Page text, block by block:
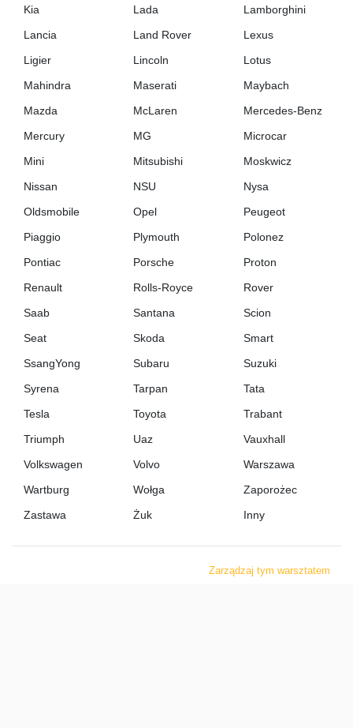
Kia
Lada
Lamborghini
Lancia
Land Rover
Lexus
Ligier
Lincoln
Lotus
Mahindra
Maserati
Maybach
Mazda
McLaren
Mercedes-Benz
Mercury
MG
Microcar
Mini
Mitsubishi
Moskwicz
Nissan
NSU
Nysa
Oldsmobile
Opel
Peugeot
Piaggio
Plymouth
Polonez
Pontiac
Porsche
Proton
Renault
Rolls-Royce
Rover
Saab
Santana
Scion
Seat
Skoda
Smart
SsangYong
Subaru
Suzuki
Syrena
Tarpan
Tata
Tesla
Toyota
Trabant
Triumph
Uaz
Vauxhall
Volkswagen
Volvo
Warszawa
Wartburg
Wołga
Zaporożec
Zastawa
Żuk Inny
Zarządzaj tym warsztatem